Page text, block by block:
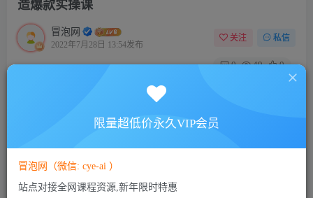
造爆款实操课
冒泡网
2022年7月28日 13:54发布
关注 私信
0 49 0
此内容为付费资源，请付费后查看
5
VIP会员
限量超低价永久VIP会员
冒泡网（微信: cye-ai ）
站点对接全网课程资源,新年限时特惠